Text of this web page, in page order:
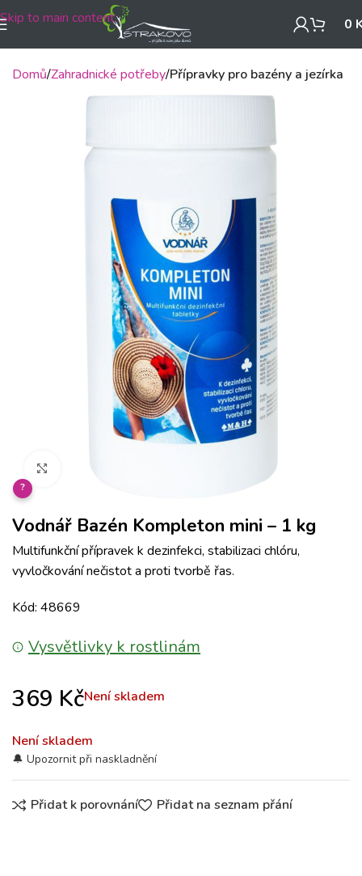
Skip to main content 0
Domů Zahradnické potřeby Přípravky pro bazény a jezírka
Klikněte pro zvětšení
?
Vodnář Bazén Kompleton mini – 1 kg
Multifunkční přípravek k dezinfekci, stabilizaci chlóru,
vyvločkování nečistot a proti tvorbě řas.
Kód: 48669
Vysvětlivky k rostlinám
369 KčNení skladem
Není skladem
Přidat k porovnání Přidat na seznam přání